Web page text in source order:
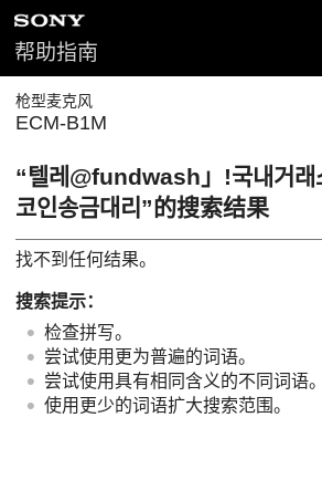
帮助指南
枪型麦克风
ECM-B1M
“텔레@fundwash」ǃ국내거래
코인송금대리”的搜索结果
找不到任何结果。
搜索提示：
检查拼写。
尝试使用更为普遍的词语。
尝试使用具有相同含义的不同词语。
使用更少的词语扩大搜索范围。